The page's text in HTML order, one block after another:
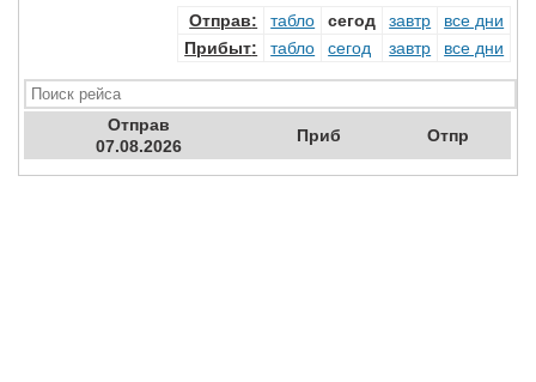
Отправ: табло сегод завтр
все дни
Прибыт: табло сегод завтр все дни
Отправ
07.08.2026
Приб Отпр